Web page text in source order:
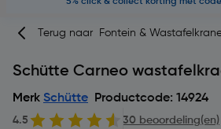
Terug naar Fontein &
Schütte Carneo
Merk Schütte Productcode: 14924
4.5 30 beoordeling(en)